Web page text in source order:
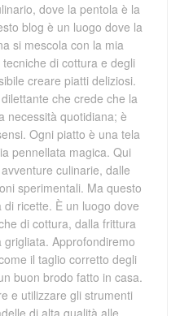
dove la pentola è la
blog è un luogo dove la
si mescola con la mia
di cottura e degli
creare piatti deliziosi.
che crede che la
necessità quotidiana; è
Ogni piatto è una tela
pennellata magica. Qui
culinarie, dalle
sperimentali. Ma questo
ricette. È un luogo dove
di cottura, dalla frittura
Approfondiremo
il taglio corretto degli
buon brodo fatto in casa.
e utilizzare gli strumenti